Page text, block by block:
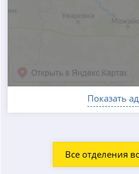
Показать
Все отделения